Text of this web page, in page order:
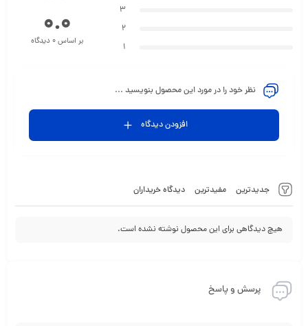
جدیدترین مفیدترین دیدگاه خریداران
هیچ دیدگاهی برای این محصول نوشته نشده است.
3
2
1
0.0
بر اساس 0 دیدگاه
نظر خود را در مورد این محصول بنویسید ...
افزودن دیدگاه
پرسش و پاسخ